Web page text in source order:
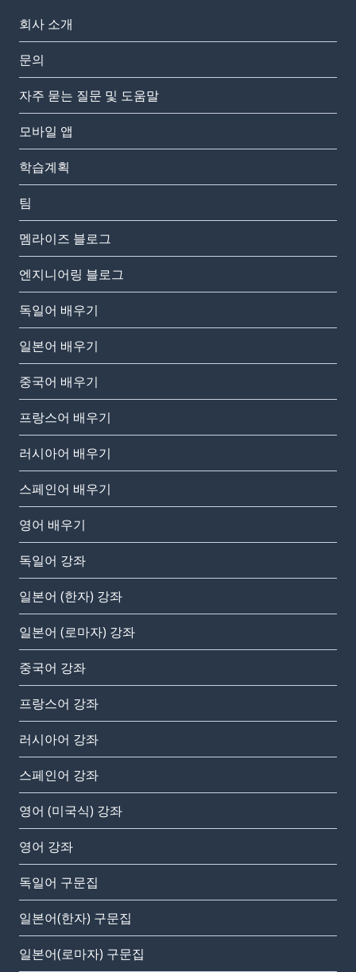
회사 소개
문의
자주 묻는 질문 및 도움말
모바일 앱
학습계획
팀
멤라이즈 블로그
엔지니어링 블로그
독일어 배우기
일본어 배우기
중국어 배우기
프랑스어 배우기
러시아어 배우기
스페인어 배우기
영어 배우기
독일어 강좌
일본어 (한자) 강좌
일본어 (로마자) 강좌
중국어 강좌
프랑스어 강좌
러시아어 강좌
스페인어 강좌
영어 (미국식) 강좌
영어 강좌
독일어 구문집
일본어(한자) 구문집
일본어(로마자) 구문집